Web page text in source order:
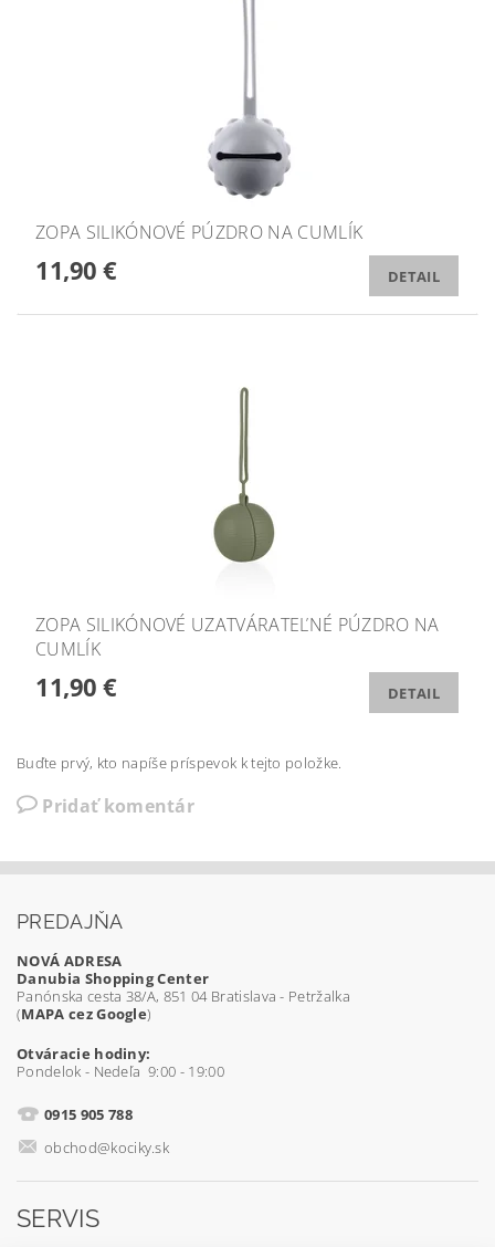
ZOPA SILIKÓNOVÉ PÚZDRO NA CUMLÍK
11,90 € DETAIL
ZOPA SILIKÓNOVÉ UZATVÁRATEĽNÉ PÚZDRO NA
CUMLÍK
11,90 € DETAIL
Buďte prvý, kto napíše príspevok k tejto položke.
Pridať komentár
PREDAJŇA
NOVÁ ADRESA
Danubia Shopping Center
Panónska cesta 38/A, 851 04 Bratislava - Petržalka
(MAPA cez Google)
Otváracie hodiny:
Pondelok - Nedeľa 9:00 - 19:00
0915 905 788
obchod@kociky.sk
SERVIS